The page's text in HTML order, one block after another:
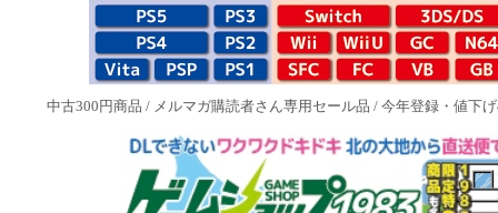
中古300円商品 / メルマガ購読者さん専用セール品 / 今年登録・値下